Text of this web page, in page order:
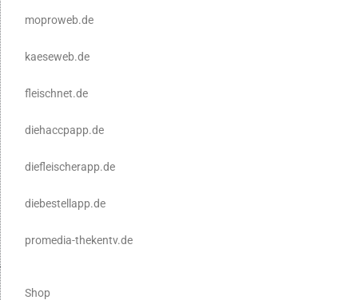
moproweb.de
kaeseweb.de
fleischnet.de
diehaccpapp.de
diefleischerapp.de
diebestellapp.de
promedia-thekentv.de
Shop